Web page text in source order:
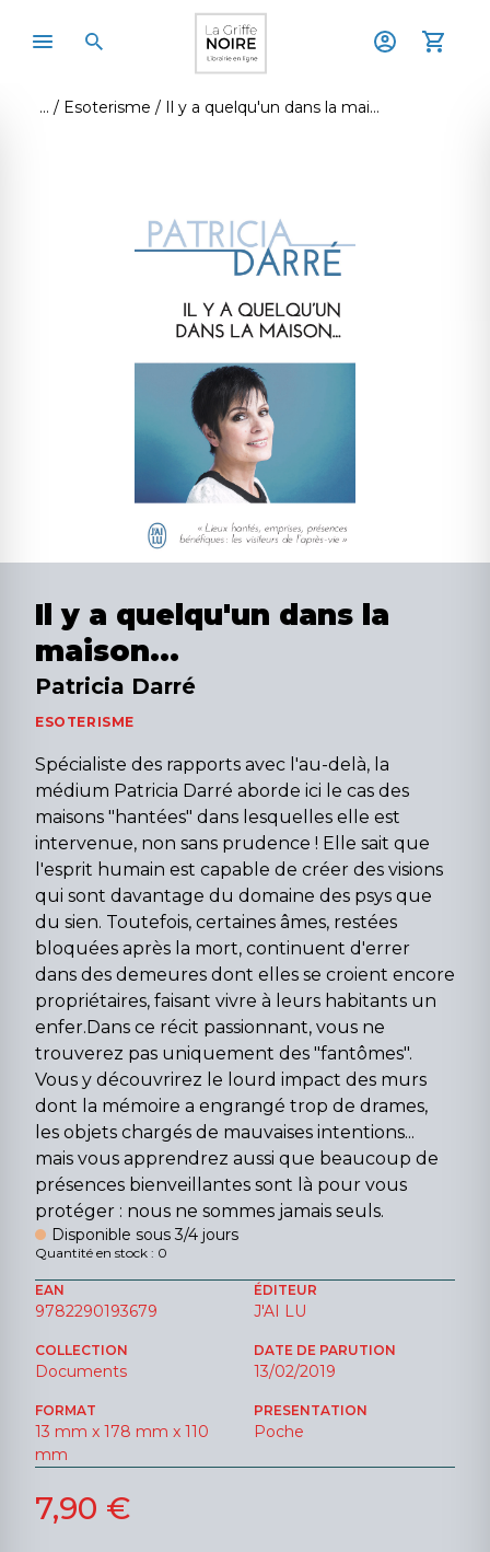
Esoterisme Il y a quelqu'un dans la maison...
Il y a quelqu'un dans la
maison...
Patricia Darré
ESOTERISME
Spécialiste des rapports avec l'au-delà, la
médium Patricia Darré aborde ici le cas des
maisons "hantées" dans lesquelles elle est
intervenue, non sans prudence ! Elle sait que
l'esprit humain est capable de créer des visions
qui sont davantage du domaine des psys que
du sien. Toutefois, certaines âmes, restées
bloquées après la mort, continuent d'errer
dans des demeures dont elles se croient encore
propriétaires, faisant vivre à leurs habitants un
enfer.Dans ce récit passionnant, vous ne
trouverez pas uniquement des "fantômes".
Vous y découvrirez le lourd impact des murs
dont la mémoire a engrangé trop de drames,
les objets chargés de mauvaises intentions...
mais vous apprendrez aussi que beaucoup de
présences bienveillantes sont là pour vous
protéger : nous ne sommes jamais seuls.
Disponible sous 3/4 jours
Quantité en stock : 0
EAN
9782290193679
ÉDITEUR
J'AI LU
COLLECTION
Documents
DATE DE PARUTION
13/02/2019
FORMAT
13 mm x 178 mm x 110
mm
PRESENTATION
Poche
7,90 €